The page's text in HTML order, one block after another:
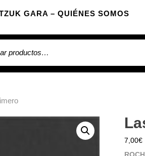
GARA – QUIÉNES SOMOS
7,00€